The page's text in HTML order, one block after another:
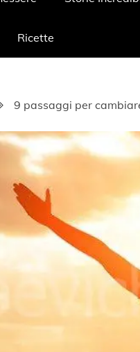
Ricette
9 passaggi per